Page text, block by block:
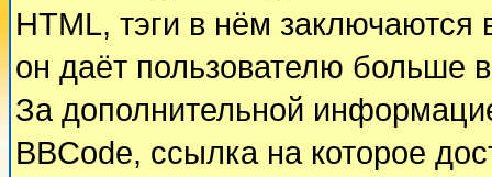
HTML, тэги в нём заключаются
он даёт пользователю больше
За дополнительной
BBCode, ссылка на которое